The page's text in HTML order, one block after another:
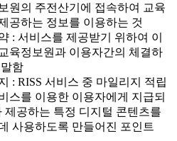
원의 주전산기에 접속하여 교육
공하는 정보를 이용하는 것
: 서비스를 제공받기 위하여 이
육정보원과 이용자간의 체결하
함
: RISS 서비스 중 마일리지 적립
스를 이용한 이용자에게 지급되
제공하는 특정 디지털 콘텐츠를
사용하도록 만들어진 포인트